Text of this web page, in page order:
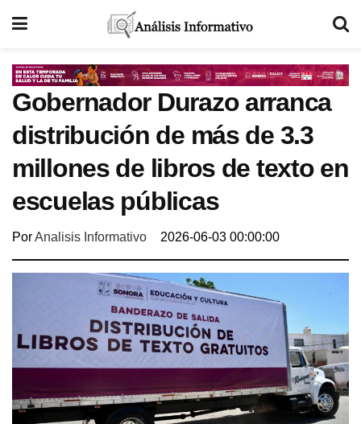
Gobernador Durazo arranca
distribución de más de 3.3
millones de libros de texto en
escuelas públicas
PorAnalisis Informativo 2026-06-03 00:00:00